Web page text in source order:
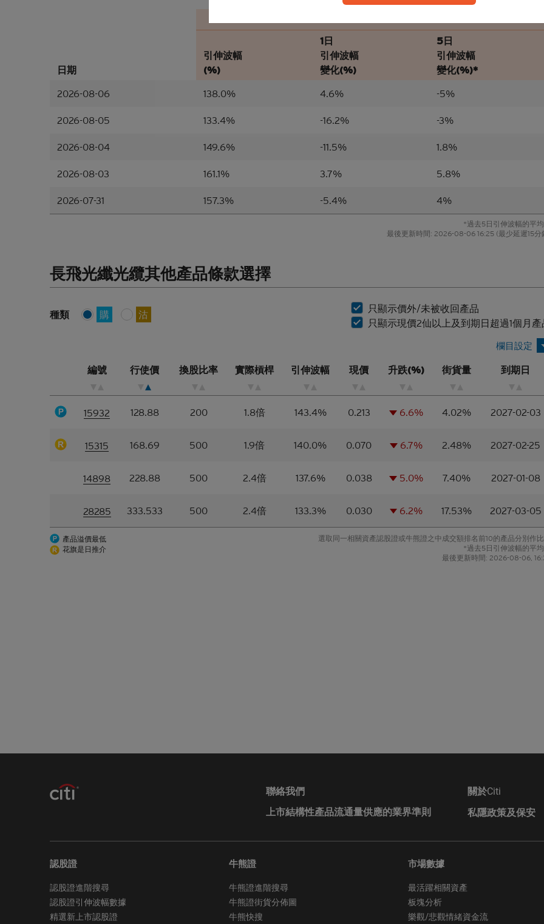
設， 閣下不應在香港境外登入、瀏覽本香港網站及/或下載當中任何內容。
並非邀約/意見/建議
本香港網站所載的材料僅供參考及討論用途，並不構成或組成購買、出售、認
任何材料或本香港網站所提述或所指的結構性產品（「 結構性產品
一部分的）要約、邀請、招攬、誘因、意見或建議。材料並不構成購買或出售
品或達成任何交易的意見或任何形式的建議。本網站的內容並不構成任何合約
所編製的材料僅概括以一般資訊接收者為對象，並無特別以某一資訊接收者的
進行核實，因此，該等材料未必完整或準確。材料所載的見解、估計及其他資
其聯繫人及關聯人士、各自的董事、高管人員及/或僱員（包括參與編製或在本
Citigroup」）或任何資料提供者，一概不會對
訊接收者不應賴作定論或據此行事而不自行加以獨立核實或作出獨立判斷。
判定的假設及參數為依據。所採用的假設及參數絕非唯一可經合理挑選所得的
此，並不保證有關的引述、披露或分析為準確、合理或完整，亦不表示或確保
結構性產品的風險因素
升或急跌，投資者或會蒙受全盤損失。結構性產品於二級市場的流通性亦是無
載的任何見解、預測或估計構成資料登載當日的判斷，不能保證日後的業績或
回價/贖回水平時，牛熊證將自動終止。在該情況下，閣下將不會收到任何現金
屬N類牛熊證），或可能會收到名為剩餘價值的現金付款（如屬R類牛熊證）。
因此，有意投資的人士應當確保其本人明白結構性產品的性質及風險，如果情
亦應徵詢其本人的法律、稅務、會計、財務及其他專業顧問，確保任何投資結
對於因使用本香港網站或其內容而產生或因此而涉及的任何損失，Citigroup概
遺漏（不論任何原因）或由此而引起的各類損害承擔任何責任。此外，互聯網
郵件的通訊並非穩靠的方法，發送的資料可能會被截查、遺失或遭到銷毀。對
Citigroup不會對發生上述任何事件承擔任何責任，亦不保證任何通訊或附件或
料僅會以閣下同意的方式使用。閣下登入本香港網站，即被視為同意網站擁有
下收集所得的資料用於市場營銷、規劃、產品開發及研究等用途上。請參閱本
www.citiwarrants.com的私隱政策聲明，以便瞭解閣下在使用本網站時，閣下的
日期
引伸波幅
(%)
1日
引伸波幅
變化(%)
5日
引伸波幅
變化(%)*
2026-08-06 138.0% 4.6% -5%
2026-08-05 133.4% -16.2% -3%
2026-08-04 149.6% -11.5% 1.8%
2026-08-03 161.1% 3.7% 5.8%
2026-07-31 157.3% -5.4% 4%
*過去5日引伸波幅的平
最後更新時間: 2026-08-06 16:25 (最少延遲15分
長飛光纖光纜其他產品條款選擇
種類 購 沽
只顯示價外/未被收回產品
只顯示現價2仙以上及到期日超過1個月產
編號 行使價 換股比率 實際槓桿 引伸波幅 現價 升跌(%) 街貨量 到期日
15932 128.88 200 1.8倍 143.4% 0.213 6.6% 4.02% 2027-02-03
15315 168.69 500 1.9倍 140.0% 0.070 6.7% 2.48% 2027-02-25
14898 228.88 500 2.4倍 137.6% 0.038 5.0% 7.40% 2027-01-08
28285 333.533 500 2.4倍 133.3% 0.030 6.2% 17.53% 2027-03-05
產品溢價最低
花旗是日推介
選取同一相關資產認股證或牛熊證之中成交額排名前10的產品分別作
*過去5日引伸波幅的平
最後更新時間: 2026-08-06,
聯絡我們
上市結構性產品流通量供應的業界準則
關於Citi
私隱政策及保安
認股證
認股證進階搜尋
認股證引伸波幅數據
精選新上市認股證
牛熊證
牛熊證進階搜尋
牛熊證街貨分佈圖
牛熊快搜
市場數據
最活躍相關資產
板塊分析
樂觀/悲觀情緒資金流